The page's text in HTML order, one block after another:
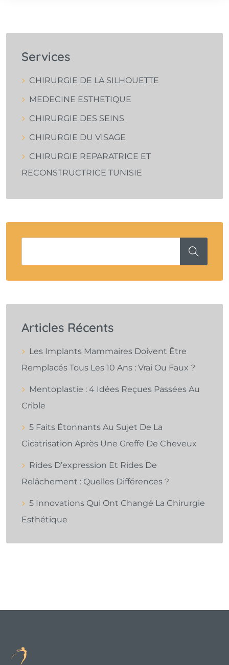
Services
CHIRURGIE DE LA SILHOUETTE
MEDECINE ESTHETIQUE
CHIRURGIE DES SEINS
CHIRURGIE DU VISAGE
CHIRURGIE REPARATRICE ET
RECONSTRUCTRICE TUNISIE
Articles Récents
Les Implants Mammaires Doivent Être
Remplacés Tous Les 10 Ans : Vrai Ou Faux ?
Mentoplastie : 4 Idées Reçues Passées Au
Crible
5 Faits Étonnants Au Sujet De La
Cicatrisation Après Une Greffe De Cheveux
Rides D’expression Et Rides De
Relâchement : Quelles Différences ?
5 Innovations Qui Ont Changé La Chirurgie
Esthétique